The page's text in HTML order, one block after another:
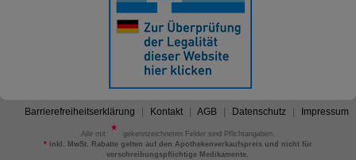
Barrierefreiheitserklärung Kontakt AGB Datenschutz Impressum
Alle mit
gekennzeichneten Felder sind Pflichtangaben.
*inkl. MwSt. Rabatte gelten auf den Apothekenverkaufspreis und nicht für
verschreibungspflichtige Medikamente.